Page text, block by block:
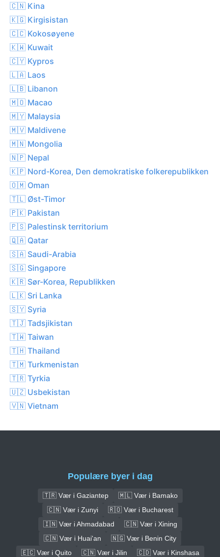
🇨🇳 Kina
🇰🇬 Kirgisistan
🇨🇨 Kokosøyene
🇰🇼 Kuwait
🇨🇾 Kypros
🇱🇦 Laos
🇱🇧 Libanon
🇲🇴 Macao
🇲🇾 Malaysia
🇲🇻 Maldivene
🇲🇳 Mongolia
🇳🇵 Nepal
🇰🇵 Nord-Korea, Den demokratiske folkerepublikken
🇴🇲 Oman
🇹🇱 Øst-Timor
🇵🇰 Pakistan
🇵🇸 Palestinsk territorium
🇶🇦 Qatar
🇸🇦 Saudi-Arabia
🇸🇬 Singapore
🇰🇷 Sør-Korea, Republikken
🇱🇰 Sri Lanka
🇸🇾 Syria
🇹🇯 Tadsjikistan
🇹🇼 Taiwan
🇹🇭 Thailand
🇹🇲 Turkmenistan
🇹🇷 Tyrkia
🇺🇿 Usbekistan
🇻🇳 Vietnam
Populære byer i dag
🇹🇷 Vær i Gaziantep
🇲🇱 Vær i Bamako
🇨🇳 Vær i Zunyi
🇷🇴 Vær i Bucharest
🇮🇳 Vær i Ahmadabad
🇨🇳 Vær i Xining
🇨🇳 Vær i Huai'an
🇳🇬 Vær i Benin City
🇪🇨 Vær i Quito
🇨🇳 Vær i Jilin
🇨🇩 Vær i Kinshasa